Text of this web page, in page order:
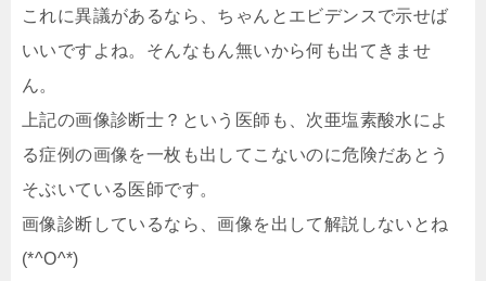
これに異議があるなら、ちゃんとエビデンスで示せば
いいですよね。そんなもん無いから何も出てきませ
ん。
上記の画像診断士？という医師も、次亜塩素酸水によ
る症例の画像を一枚も出してこないのに危険だあとう
そぶいている医師です。
画像診断しているなら、画像を出して解説しないとね
(*^O^*)